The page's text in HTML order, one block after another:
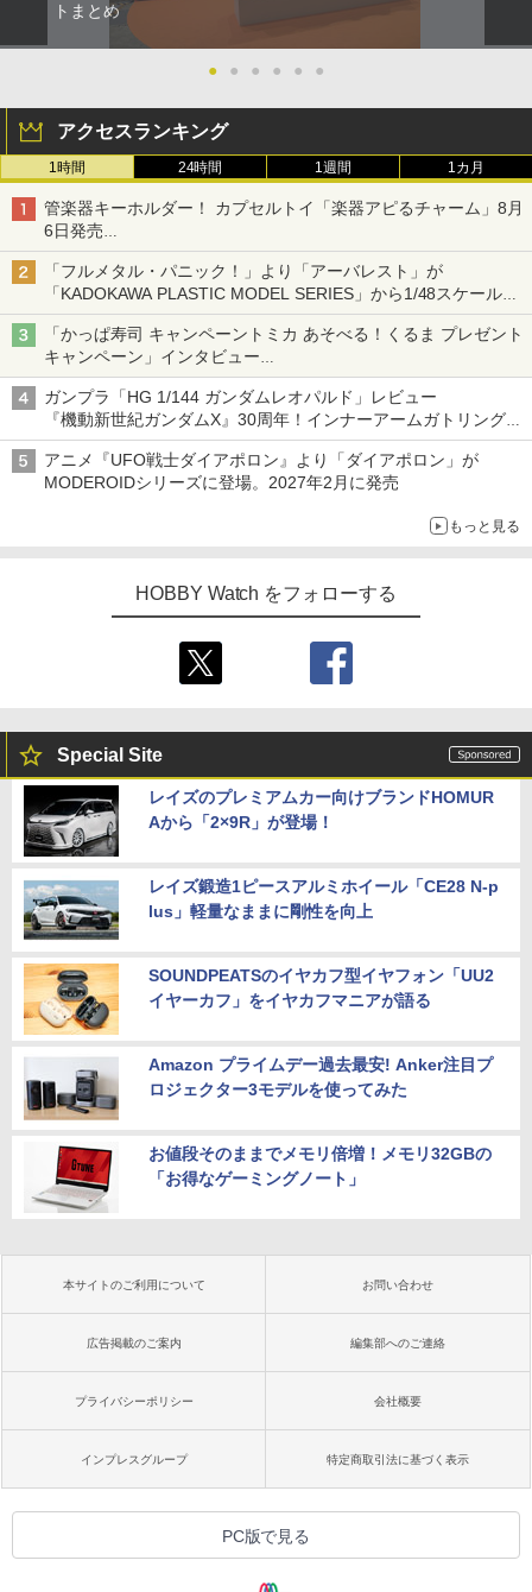
トまとめ
● ● ● ● ● ●
アクセスランキング
1時間 24時間 1週間 1カ月
管楽器キーホルダー！ カプセルトイ「楽器アピるチャーム」8月
6日発売
チューバ、テナサクなど5種各3色
「フルメタル・パニック！」より「アーバレスト」が
「KADOKAWA PLASTIC MODEL SERIES」から1/48スケールで
登場！
「かっぱ寿司 キャンペーントミカ あそべる！くるま プレゼント
キャンペーン」インタビュー
子どもが楽しめるかっぱ寿司ならではの体験とコラボの楽しさを
追求
ガンプラ「HG 1/144 ガンダムレオパルド」レビュー
『機動新世紀ガンダムX』30周年！インナーアームガトリングの
変形機構まで再現し最新フォーマットでキット化！
アニメ『UFO戦士ダイアポロン』より「ダイアポロン」が
MODEROIDシリーズに登場。2027年2月に発売
もっと見る
HOBBY Watch をフォローする
Special Site
レイズのプレミアムカー向けブランドHOMUR
Aから「2×9R」が登場！
レイズ鍛造1ピースアルミホイール「CE28 N-p
lus」軽量なままに剛性を向上
SOUNDPEATSのイヤカフ型イヤフォン「UU2
イヤーカフ」をイヤカフマニアが語る
Amazon プライムデー過去最安! Anker注目プ
ロジェクター3モデルを使ってみた
お値段そのままでメモリ倍増！メモリ32GBの
「お得なゲーミングノート」
本サイトのご利用について お問い合わせ
広告掲載のご案内 編集部へのご連絡
プライバシーポリシー 会社概要
インプレスグループ 特定商取引法に基づく表示
PC版で見る